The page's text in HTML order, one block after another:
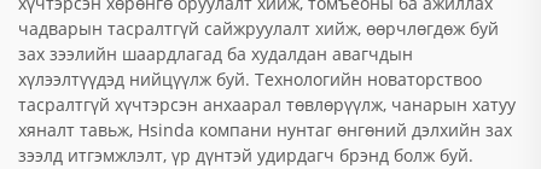
чадварын тасралтгүй сайжруулалт хийж, өөрчлөгдөж буй
зах зээлийн шаардлагад ба худалдан авагчдын
хүлээлтүүдэд нийцүүлж буй. Технологийн новаторствоо
тасралтгүй хүчтэрсэн анхаарал төвлөрүүлж, чанарын хатуу
хяналт тавьж, Hsinda компани нунтаг өнгөний дэлхийн зах
зээлд итгэмжлэлт, үр дүнтэй удирдагч брэнд болж буй.